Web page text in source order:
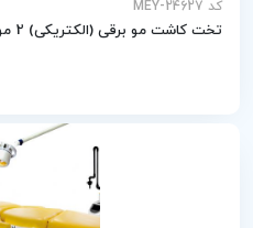
کد MEY-24627
تخت کاشت مو برقی (الکتریکی) 2 موتوره